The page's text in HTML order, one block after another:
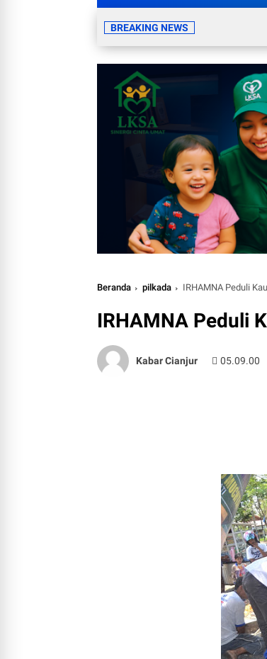
BREAKING NEWS
Beranda pilkada IRHAMNA Peduli
IRHAMNA Peduli
Kabar Cianjur 05.09.00